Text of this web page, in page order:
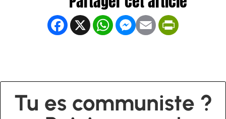
Facebook
X WhatsApp
Messenger
Email
Tu es communiste ?